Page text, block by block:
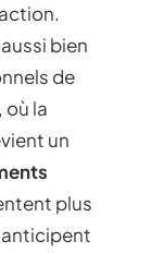
bien
de
où la
un
plus
anticipent